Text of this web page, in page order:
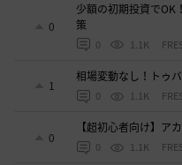
0
少額の初期投資でOK
策
0 1.1K
1
相場変動なし！トゥ
0 1.1K
0
【超初心者向け】ア
0 1.1K